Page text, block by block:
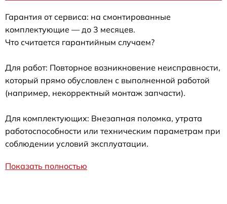
Гарантия от сервиса: на смонтированные
комплектующие — до 3 месяцев.
Что считается гарантийным случаем?
Для работ: Повторное возникновение неисправности,
который прямо обусловлен с выполненной работой
(например, некорректный монтаж запчасти).
Для комплектующих: Внезапная поломка, утрата
работоспособности или техническим параметрам при
соблюдении условий эксплуатации.
Показать полностью